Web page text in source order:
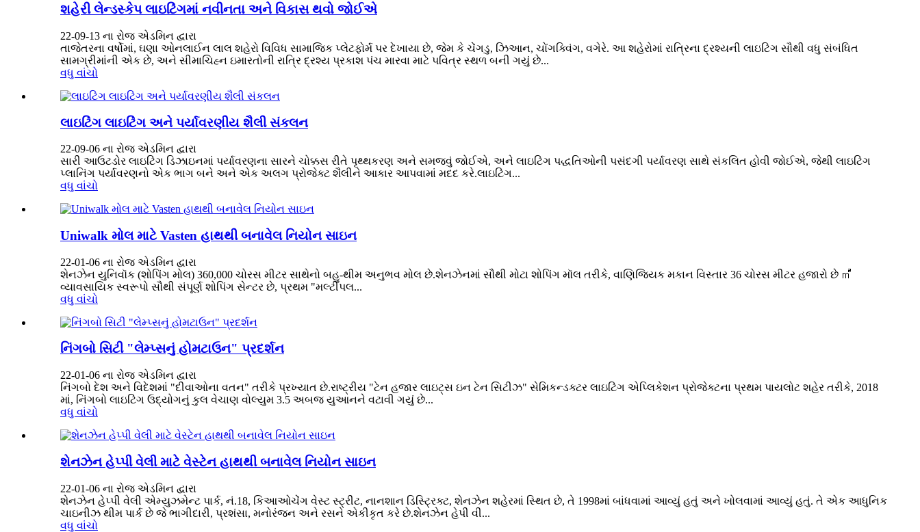
શહેરી લેન્ડસ્કેપ લાઇટિંગમાં નવીનતા અને વિકાસ થવો જોઈએ
22-09-13 ના રોજ એડમિન દ્વારા
તાજેતરના વર્ષોમાં, ઘણા ઓનલાઈન લાલ શહેરો વિવિધ સામાજિક પ્લેટફોર્મ પર દેખાયા છે, જેમ કે ચેંગડુ, ઝિઆન, ચોંગક્વિંગ, વગેરે. આ શહેરોમાં રાત્રિના દ્રશ્યની લાઇટિંગ સૌથી વધુ સંબંધિત
સામગ્રીમાંની એક છે, અને સીમાચિહ્ન ઇમારતોની રાત્રિ દ્રશ્ય પ્રકાશ પંચ મારવા માટે પવિત્ર સ્થળ બની ગયું છે...
વધુ વાંચો
લાઇટિંગ લાઇટિંગ અને પર્યાવરણીય શૈલી સંકલન
22-09-06 ના રોજ એડમિન દ્વારા
સારી આઉટડોર લાઇટિંગ ડિઝાઇનમાં પર્યાવરણના સારને ચોક્કસ રીતે પૃથ્થકરણ અને સમજવું જોઈએ, અને લાઇટિંગ પદ્ધતિઓની પસંદગી પર્યાવરણ સાથે સંકલિત હોવી જોઈએ, જેથી લાઇટિંગ
પ્લાનિંગ પર્યાવરણનો એક ભાગ બને અને એક અલગ પ્રોજેક્ટ શૈલીને આકાર આપવામાં મદદ કરે.લાઇટિંગ...
વધુ વાંચો
Uniwalk મોલ માટે Vasten હાથથી બનાવેલ નિયોન સાઇન
22-01-06 ના રોજ એડમિન દ્વારા
શેનઝેન યુનિવૉક (શોપિંગ મોલ) 360,000 ચોરસ મીટર સાથેનો બહુ-થીમ અનુભવ મોલ છે.શેનઝેનમાં સૌથી મોટા શોપિંગ મૉલ તરીકે, વાણિજ્યિક મકાન વિસ્તાર 36 ચોરસ મીટર હજારો છે ㎡
વ્યાવસાયિક સ્વરૂપો સૌથી સંપૂર્ણ શોપિંગ સેન્ટર છે, પ્રથમ "મલ્ટીપલ...
વધુ વાંચો
નિંગબો સિટી "લેમ્પ્સનું હોમટાઉન" પ્રદર્શન
22-01-06 ના રોજ એડમિન દ્વારા
નિંગબો દેશ અને વિદેશમાં "દીવાઓના વતન" તરીકે પ્રખ્યાત છે.રાષ્ટ્રીય "ટેન હજાર લાઇટ્સ ઇન ટેન સિટીઝ" સેમિકન્ડક્ટર લાઇટિંગ એપ્લિકેશન પ્રોજેક્ટના પ્રથમ પાયલોટ શહેર તરીકે, 2018
માં, નિંગબો લાઇટિંગ ઉદ્યોગનું કુલ વેચાણ વોલ્યુમ 3.5 અબજ યુઆનને વટાવી ગયું છે...
વધુ વાંચો
શેનઝેન હેપ્પી વેલી માટે વેસ્ટેન હાથથી બનાવેલ નિયોન સાઇન
22-01-06 ના રોજ એડમિન દ્વારા
શેનઝેન હેપ્પી વેલી એમ્યુઝમેન્ટ પાર્ક, નં.18, કિઆઓચેંગ વેસ્ટ સ્ટ્રીટ, નાનશાન ડિસ્ટ્રિક્ટ, શેનઝેન શહેરમાં સ્થિત છે, તે 1998માં બાંધવામાં આવ્યું હતું અને ખોલવામાં આવ્યું હતું. તે એક આધુનિક
ચાઇનીઝ થીમ પાર્ક છે જે ભાગીદારી, પ્રશંસા, મનોરંજન અને રસને એકીકૃત કરે છે.શેનઝેન હેપી વી...
વધુ વાંચો